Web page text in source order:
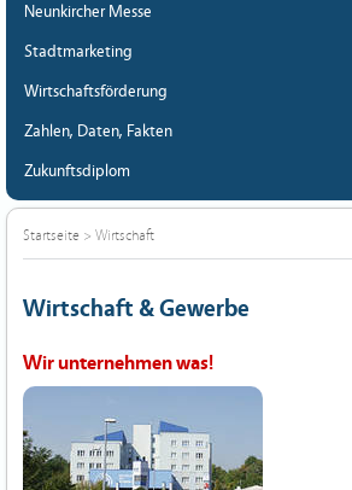
Neunkircher Messe
Stadtmarketing
Wirtschaftsförderung
Zahlen, Daten, Fakten
Zukunftsdiplom
Startseite > Wirtschaft
Wirtschaft & Gewerbe
Wir unternehmen was!